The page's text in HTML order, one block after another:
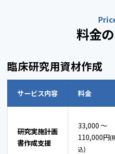
料金
臨床研究用資材作成
サービス内容 料金
研究実施計画
書作成支援
33,000 〜
110,000円(
込)